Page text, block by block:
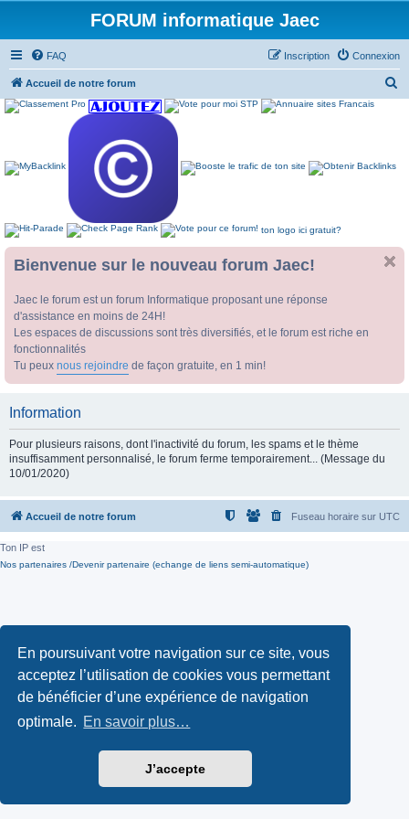
En poursuivant votre navigation sur ce site, vous
acceptez l’utilisation de cookies vous permettant
de bénéficier d’une expérience de navigation
optimale. En savoir plus…
J’accepte
FORUM informatique Jaec
FAQ Connexion
Inscription
Accueil de notre forum
ton logo ici gratuit?
Bienvenue sur le nouveau forum Jaec!
Jaec le forum est un forum Informatique proposant une réponse
d'assistance en moins de 24H!
Les espaces de discussions sont très diversifiés, et le forum est riche en
fonctionnalités
Tu peux nous rejoindre de façon gratuite, en 1 min!
Information
Pour plusieurs raisons, dont l'inactivité du forum, les spams et le thème
insuffisamment personnalisé, le forum ferme temporairement... (Message du
10/01/2020)
Accueil de notre forum Fuseau horaire sur UTC
Ton IP est
Nos partenaires /Devenir partenaire (echange de liens semi-automatique)